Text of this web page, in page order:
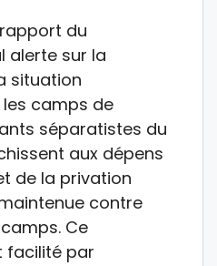
du
alerte sur la
situation
camps de
séparatistes du
aux dépens
de la privation
contre
Ce
facilité par